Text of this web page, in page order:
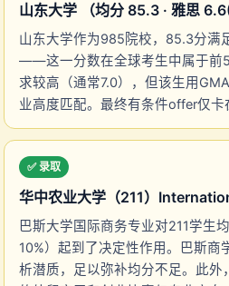
山东大学 （均分 85.3 · 雅思
山东大学作为985院校，85.3分满
——这一分数在全球考生中属于前
求较高（通常7.0），但该生用
业高度匹配。最终有条件offer仅卡
✅ 录取
华中农业大学（211）
巴斯大学国际商务专业对211学生
10%）起到了决定性作用。巴斯
析潜质，足以弥补均分不足。此外